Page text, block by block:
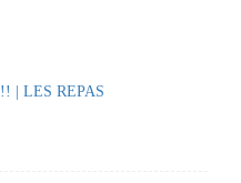
| LES REPAS